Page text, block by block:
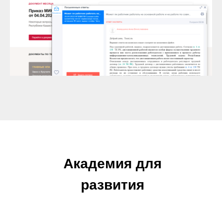
Академия для
развития